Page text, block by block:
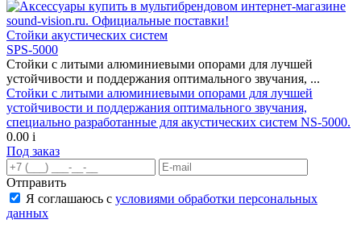
Стойки акустических систем
SPS-5000
Стойки с литыми алюминиевыми опорами для лучшей
устойчивости и поддержания оптимального звучания, ...
Стойки с литыми алюминиевыми опорами для лучшей
устойчивости и поддержания оптимального звучания,
специально разработанные для акустических систем NS-5000.
0.00 i
Под заказ
Отправить
Я соглашаюсь с условиями обработки персональных
данных